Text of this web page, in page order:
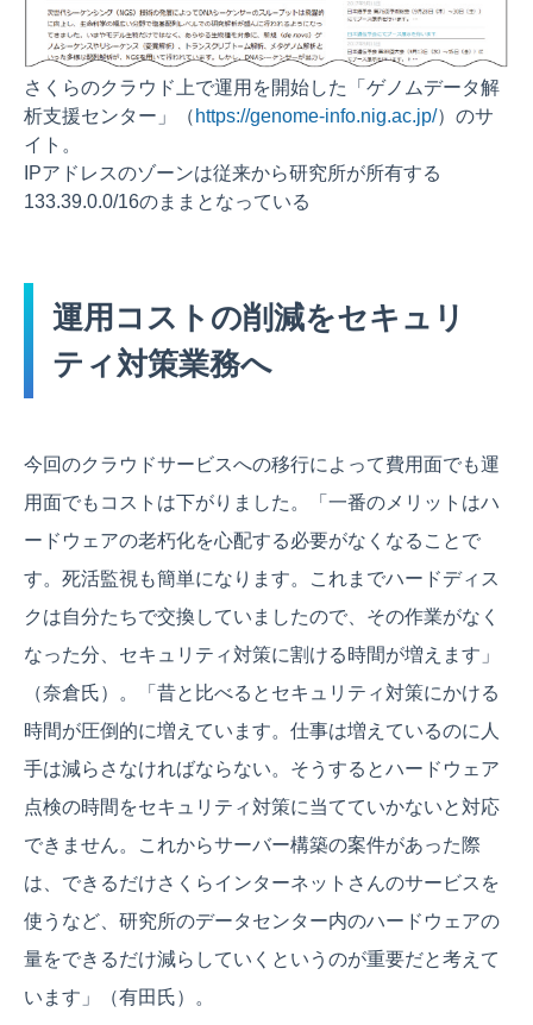
さくらのクラウド上で運用を開始した「ゲノムデータ解
析支援センター」（ https://genome-info.nig.ac.jp/）のサ
イト。
IPアドレスのゾーンは従来から研究所が所有する
133.39.0.0/16のままとなっている
運用コストの削減をセキュリ
ティ対策業務へ
今回のクラウドサービスへの移行によって費用面でも運
用面でもコストは下がりました。「一番のメリットはハ
ードウェアの老朽化を心配する必要がなくなることで
す。死活監視も簡単になります。これまでハードディス
クは自分たちで交換していましたので、その作業がなく
なった分、セキュリティ対策に割ける時間が増えます」
（奈倉氏）。「昔と比べるとセキュリティ対策にかける
時間が圧倒的に増えています。仕事は増えているのに人
手は減らさなければならない。そうするとハードウェア
点検の時間をセキュリティ対策に当てていかないと対応
できません。これからサーバー構築の案件があった際
は、できるだけさくらインターネットさんのサービスを
使うなど、研究所のデータセンター内のハードウェアの
量をできるだけ減らしていくというのが重要だと考えて
います」（有田氏）。